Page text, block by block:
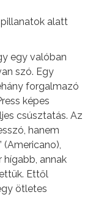
alatt
egy valóban
szó. Egy
forgalmazó
képes
csúsztatás. Az
hanem
hígabb, annak
Ettől
ötletes